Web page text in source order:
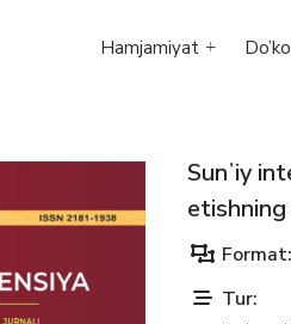
Hamjamiyat
Sunʼiy
Format:
Tur: